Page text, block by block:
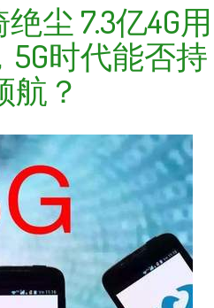
尘 7.3亿4G用
5G时代能否持
航？